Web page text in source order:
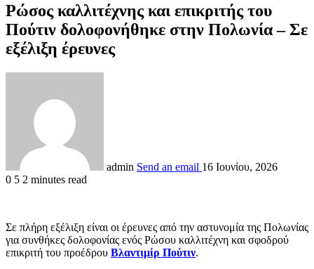
Ρώσος καλλιτέχνης και επικριτής του
Πούτιν δολοφονήθηκε στην Πολωνία – Σε
εξέλιξη έρευνες
admin Send an email 16 Ιουνίου, 2026
0 5 2 minutes read
Σε πλήρη εξέλιξη είναι οι έρευνες από την αστυνομία της Πολωνίας
για συνθήκες δολοφονίας ενός Ρώσου καλλιτέχνη και σφοδρού
επικριτή του προέδρου Βλαντιμίρ Πούτιν.